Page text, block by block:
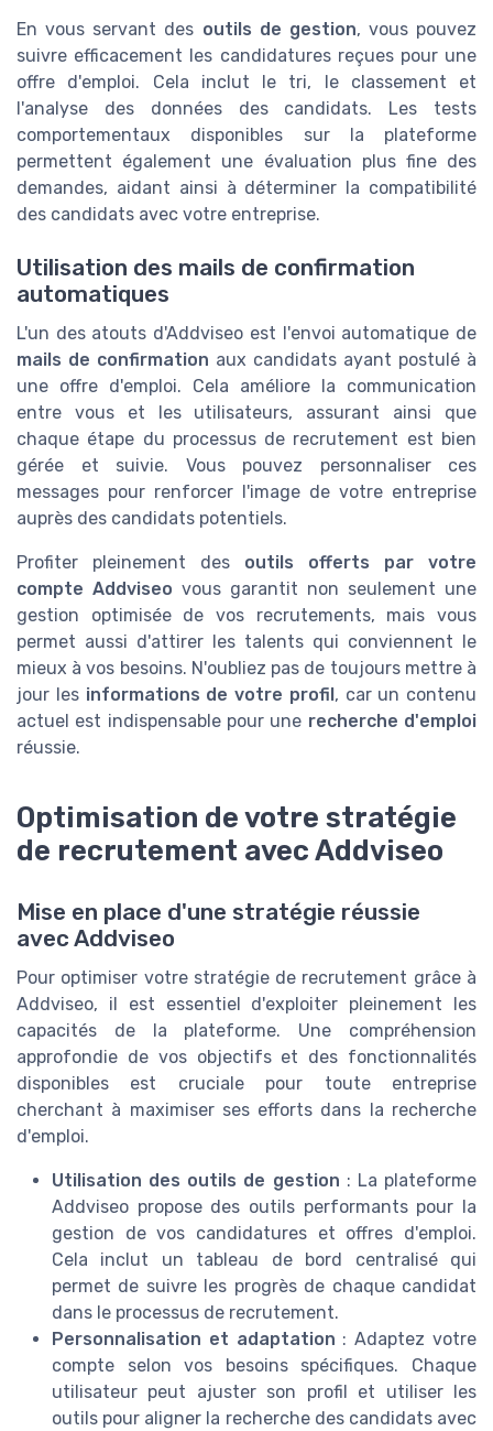
En vous servant des outils de gestion, vous pouvez
suivre efficacement les candidatures reçues pour une
offre d'emploi. Cela inclut le tri, le classement et
l'analyse des données des candidats. Les tests
comportementaux disponibles sur la plateforme
permettent également une évaluation plus fine des
demandes, aidant ainsi à déterminer la compatibilité
des candidats avec votre entreprise.
Utilisation des mails de confirmation
automatiques
L'un des atouts d'Addviseo est l'envoi automatique de
mails de confirmation aux candidats ayant postulé à
une offre d'emploi. Cela améliore la communication
entre vous et les utilisateurs, assurant ainsi que
chaque étape du processus de recrutement est bien
gérée et suivie. Vous pouvez personnaliser ces
messages pour renforcer l'image de votre entreprise
auprès des candidats potentiels.
Profiter pleinement des outils offerts par votre
compte Addviseo vous garantit non seulement une
gestion optimisée de vos recrutements, mais vous
permet aussi d'attirer les talents qui conviennent le
mieux à vos besoins. N'oubliez pas de toujours mettre à
jour les informations de votre profil , car un contenu
actuel est indispensable pour une recherche d'emploi
réussie.
Optimisation de votre stratégie
de recrutement avec Addviseo
Mise en place d'une stratégie réussie
avec Addviseo
Pour optimiser votre stratégie de recrutement grâce à
Addviseo, il est essentiel d'exploiter pleinement les
capacités de la plateforme. Une compréhension
approfondie de vos objectifs et des fonctionnalités
disponibles est cruciale pour toute entreprise
cherchant à maximiser ses efforts dans la recherche
d'emploi.
Utilisation des outils de gestion : La plateforme
Addviseo propose des outils performants pour la
gestion de vos candidatures et offres d'emploi.
Cela inclut un tableau de bord centralisé qui
permet de suivre les progrès de chaque candidat
dans le processus de recrutement.
Personnalisation et adaptation : Adaptez votre
compte selon vos besoins spécifiques. Chaque
utilisateur peut ajuster son profil et utiliser les
outils pour aligner la recherche des candidats avec